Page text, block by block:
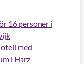
16 personer i
med
i Harz